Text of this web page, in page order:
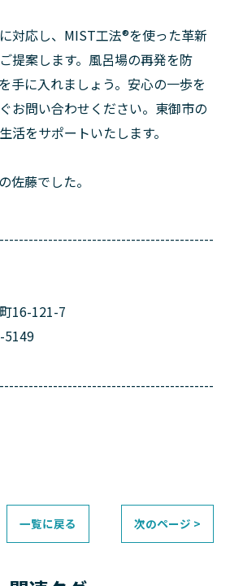
対応し、MIST工法®を使った革新
提案します。風呂場の再発を防
手に入れましょう。安心の一歩を
お問い合わせください。東御市の
活をサポートいたします。
佐藤でした。
16-121-7
5149
一覧に戻る 次のページ >